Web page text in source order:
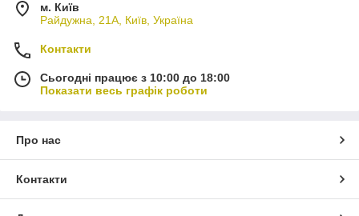
м. Київ
Райдужна, 21А, Київ, Україна
Контакти
Сьогодні працює з 10:00 до 18:00
Показати весь графік роботи
Про нас
Контакти